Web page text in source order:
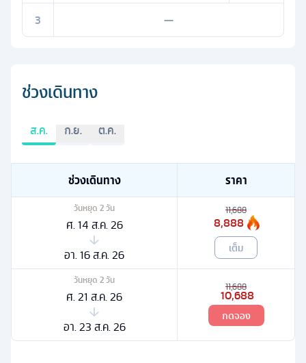
3
—
ช่วงเดินทาง
ส.ค. ก.ย. ต.ค.
ช่วงเดินทาง ราคา
วันหยุด 2วัน
ศ. 14 ส.ค. 26
อา. 16 ส.ค. 26
11,688
8,888
เต็ม
วันหยุด 2วัน
ศ. 21 ส.ค. 26
อา. 23 ส.ค. 26
11,688
10,688
กดจอง